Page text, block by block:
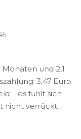
und 2,1
3,47 Euro.
– es fühlt sich
nicht verrückt,